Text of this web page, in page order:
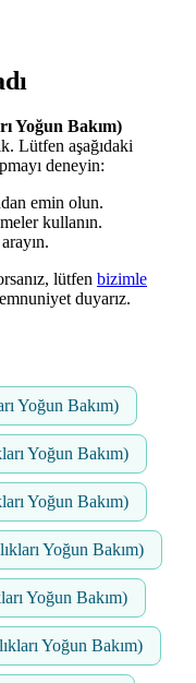
Yoğun Bakım)
Lütfen aşağıdaki
deneyin:
emin olun.
kullanın.
lütfen bizimle
duyarız.
Yoğun Bakım)
Yoğun Bakım)
Yoğun Bakım)
Yoğun Bakım)
Yoğun Bakım)
Yoğun Bakım)